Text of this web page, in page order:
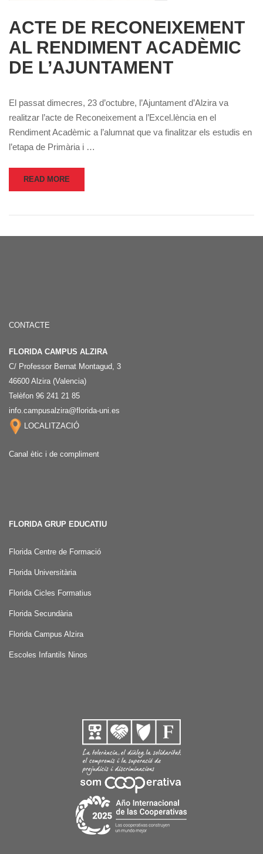
ACTE DE RECONEIXEMENT
AL RENDIMENT ACADÈMIC
DE L’AJUNTAMENT
El passat dimecres, 23 d’octubre, l’Ajuntament d’Alzira va
realitzar l’acte de Reconeixement a l’Excel.lència en el
Rendiment Acadèmic a l’alumnat que va finalitzar els estudis en
l’etapa de Primària i …
READ MORE
CONTACTE
FLORIDA CAMPUS ALZIRA
C/ Professor Bernat Montagud, 3
46600 Alzira (Valencia)
Telèfon 96 241 21 85
info.campusalzira@florida-uni.es
LOCALITZACIÓ
Canal ètic i de compliment
FLORIDA GRUP EDUCATIU
Florida Centre de Formació
Florida Universitària
Florida Cicles Formatius
Florida Secundària
Florida Campus Alzira
Escoles Infantils Ninos